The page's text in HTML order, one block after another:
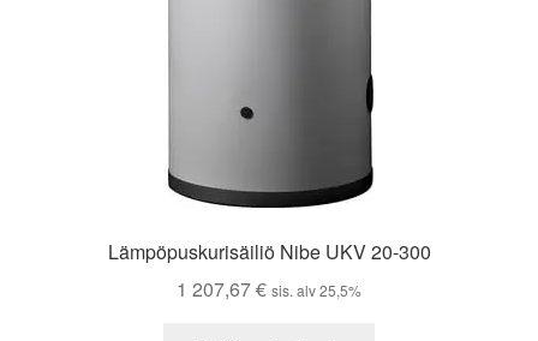
Lämpöpuskurisäiliö Nibe UKV 20-300
1 207,67€ sis. alv 25,5%